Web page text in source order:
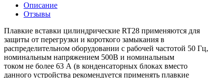
Описание
Отзывы
Плавкие вставки цилиндрические RT28 применяются для
защиты от перегрузки и короткого замыкания в
распределительном оборудовании с рабочей частотой 50 Гц,
номинальным напряжением 500В и номинальным
током не более 63 А (в конденсаторных блоках вместо
данного устройства рекомендуется применять плавкие